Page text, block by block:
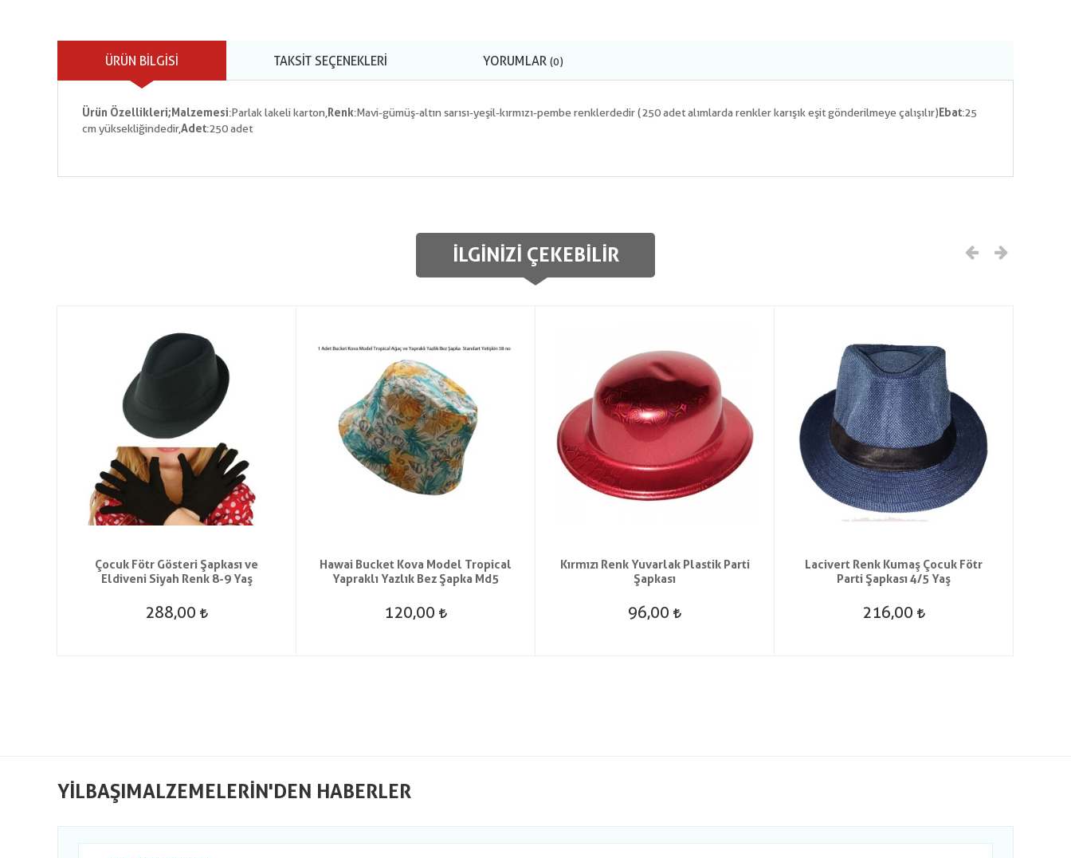
ÜRÜN BILGISI TAKSIT SEÇENEKLERI YORUMLAR (0)
Ürün Özellikleri; Malzemesi:Parlak lakeli karton, Renk:Mavi-gümüş-altın sarısı-yeşil-kırmızı-pembe renklerdedir (250 adet alımlarda renkler karışık eşit gönderilmeye çalışılır) Ebat:25
cm yüksekliğindedir,Adet:250 adet
İLGINIZI ÇEKEBILIR
Çocuk Fötr Gösteri Şapkası ve
Eldiveni Siyah Renk 8-9 Yaş
288,00
Hawai Bucket Kova Model Tropical
Yapraklı Yazlık Bez Şapka Md5
120,00
Kırmızı Renk Yuvarlak Plastik Parti
Şapkası
96,00
Lacivert Renk Kumaş Çocuk Fötr
Parti Şapkası 4/5 Yaş
216,00
YILBAŞIMALZEMELERIN'DEN HABERLER